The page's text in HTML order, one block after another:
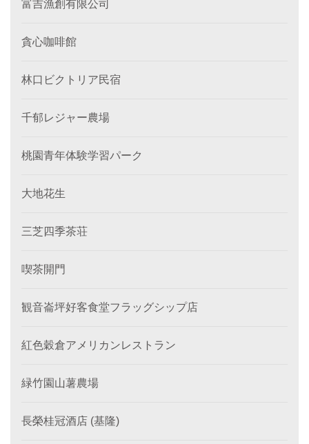
富吉漁創有限公司
貪心咖啡館
林口ビクトリア民宿
千郁レジャー農場
桃園青年体験学習パーク
大地花生
三芝四季茶荘
喫茶開門
観音崙坪好客食堂フラッグシップ店
紅色穀倉アメリカンレストラン
緑竹園山薯農場
長榮桂冠酒店 (基隆)